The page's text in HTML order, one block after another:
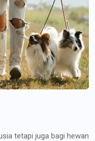
tetapi juga bagi hewan